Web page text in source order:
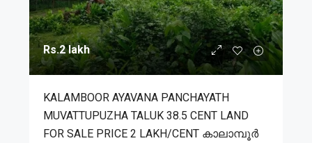
Rs.2 lakh
KALAMBOOR AYAVANA PANCHAYATH
MUVATTUPUZHA TALUK 38.5 CENT LAND
FOR SALE PRICE 2 LAKH/CENT കാലാമ്പൂർ